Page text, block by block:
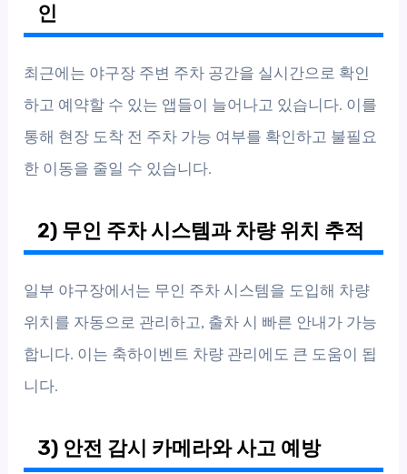
인
최근에는 야구장 주변 주차 공간을 실시간으로 확인
하고 예약할 수 있는 앱들이 늘어나고 있습니다. 이를
통해 현장 도착 전 주차 가능 여부를 확인하고 불필요
한 이동을 줄일 수 있습니다.
2) 무인 주차 시스템과 차량 위치 추적
일부 야구장에서는 무인 주차 시스템을 도입해 차량
위치를 자동으로 관리하고, 출차 시 빠른 안내가 가능
합니다. 이는 축하이벤트 차량 관리에도 큰 도움이 됩
니다.
3) 안전 감시 카메라와 사고 예방